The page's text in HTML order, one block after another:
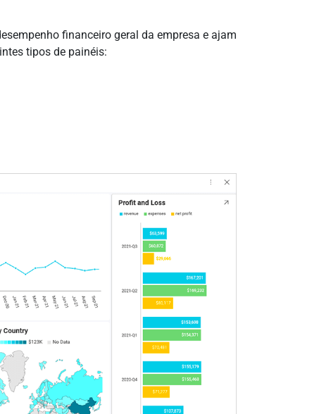
financeiro geral da empresa e ajam
tipos de painéis: